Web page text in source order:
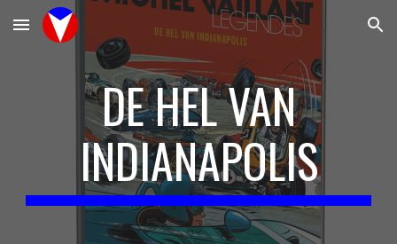
Skip to main content Skip to navigation
DE HEL VAN
INDIANAPOLIS